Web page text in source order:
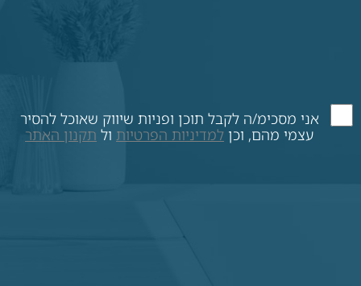
אני מסכימ/ה לקבל תוכן ופניות שיווק שאוכל להסיר
עצמי מהם, וכן למדיניות הפרטיותול תקנון האתר